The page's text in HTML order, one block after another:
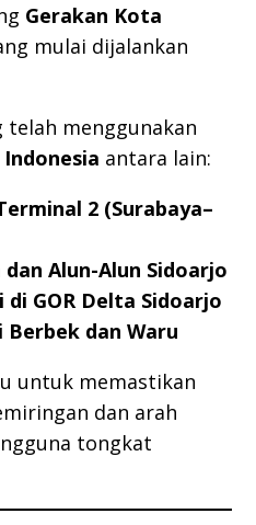
Gerakan Kota
mulai dijalankan
telah menggunakan
antara lain:
2 (Surabaya–
Alun-Alun Sidoarjo
di GOR Delta Sidoarjo
dan Waru
untuk memastikan
dan arah
tongkat